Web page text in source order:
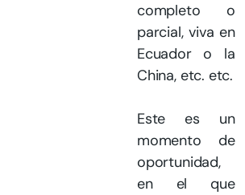
completo o
parcial, viva en
Ecuador o la
China, etc. etc.
Este es un
momento de
oportunidad,
en el que